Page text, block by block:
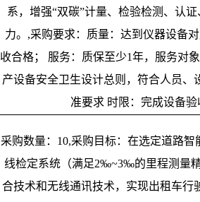
系，增强“双碳”计量、检验检测、认
力。,采购要求：质量：达到仪器设备
收合格； 服务：质保至少1年，服务对
产设备安全卫生设计总则，符合人员、
准要求 时限：完成设备
采购数量：10,采购目标：在选定道路
线检定系统（满足2‰~3‰的里程测量
合技术和无线通讯技术，实现出租车行